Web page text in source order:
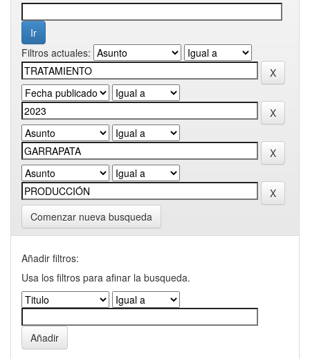
Filtros actuales:
Comenzar nueva busqueda
Añadir filtros:
Usa los filtros para afinar la busqueda.